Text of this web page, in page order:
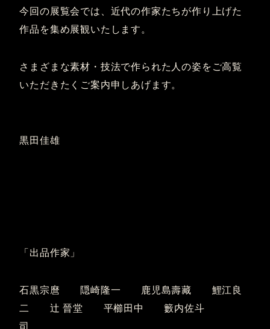
今回の展覧会では、近代の作家たちが作り上げた
作品を集め展観いたします。
さまざまな素材・技法で作られた人の姿をご高覧
いただきたくご案内申しあげます。
黒田佳雄
「出品作家」
石黒宗麿 隠崎隆一 鹿児島壽藏 鯉江良
二 辻 晉堂 平櫛田中 籔内佐斗
司